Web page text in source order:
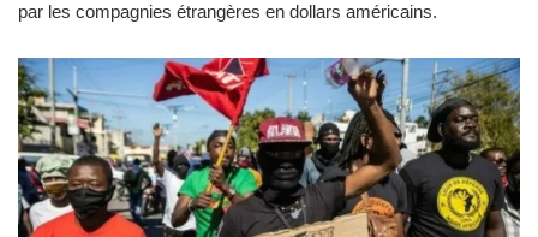
par les compagnies étrangères en dollars américains.